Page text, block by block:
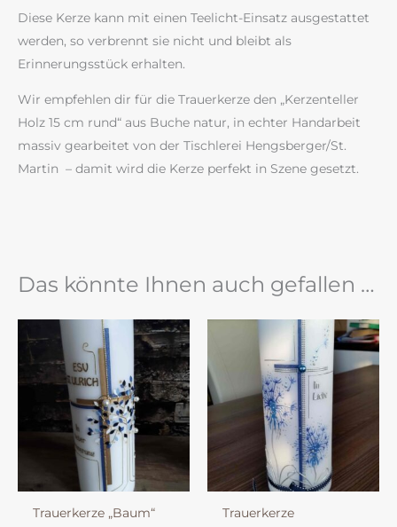
Diese Kerze kann mit einen Teelicht-Einsatz ausgestattet
werden, so verbrennt sie nicht und bleibt als
Erinnerungsstück erhalten.
Wir empfehlen dir für die Trauerkerze den „Kerzenteller
Holz 15 cm rund“ aus Buche natur, in echter Handarbeit
massiv gearbeitet von der Tischlerei Hengsberger/St.
Martin – damit wird die Kerze perfekt in Szene gesetzt.
Das könnte Ihnen auch gefallen …
Trauerkerze „Baum“
Trauerkerze